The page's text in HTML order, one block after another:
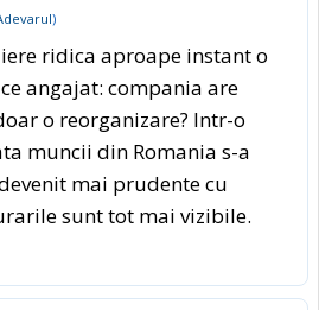
)
ridica aproape instant o
angajat: compania are
o reorganizare? Intr-o
muncii din Romania s-a
mai prudente cu
sunt tot mai vizibile.